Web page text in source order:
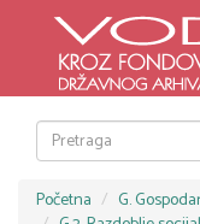
Početna
G.